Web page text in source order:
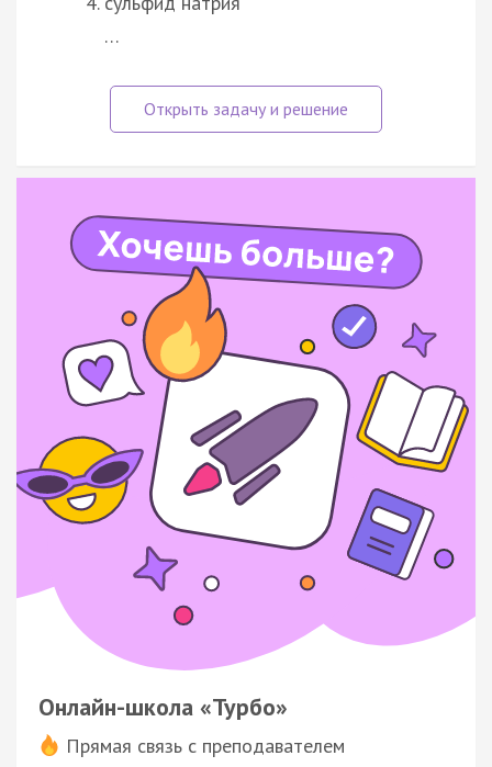
…
Онлайн-школа «Турбо»
Прямая связь с преподавателем